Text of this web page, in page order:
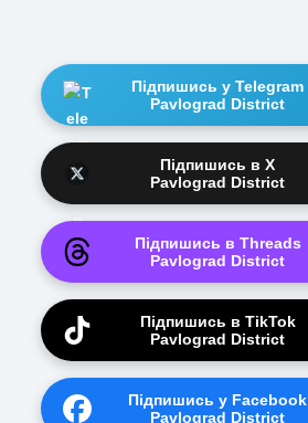
Підпишись у Telegram
Pavlograd District
Підпишись в X
Pavlograd District
Підпишись в Threads
Pavlograd District
Підпишись в TikTok
Pavlograd District
Підпишись у Facebook
Pavlograd District